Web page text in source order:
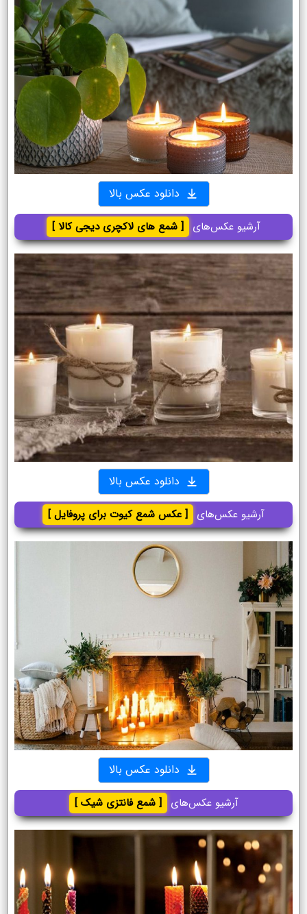
دانلود عکس بالا
آرشیو عکس‌های [ شمع های لاکچری دیجی کالا ]
دانلود عکس بالا
آرشیو عکس‌های [ عکس شمع کیوت برای پروفایل ]
دانلود عکس بالا
آرشیو عکس‌های [ شمع فانتزی شیک ]